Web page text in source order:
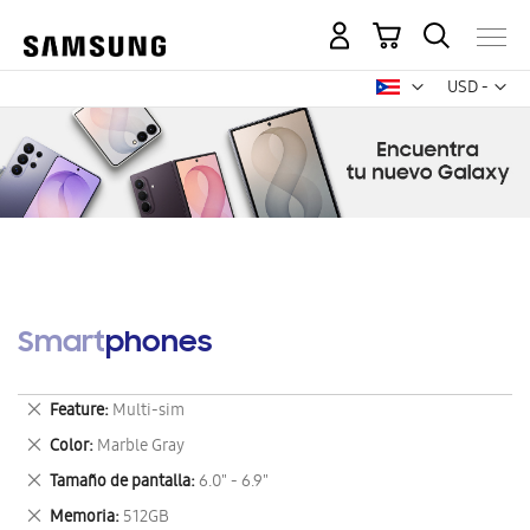
USD -
dólar
Mi carrito
Smartphones
Feature Multi-sim
Eliminar
este
artículo
Color Marble Gray
Eliminar
este
artículo
Tamaño de pantalla 6.0" - 6.9"
Eliminar
este
Memoria 512GB
Eliminar